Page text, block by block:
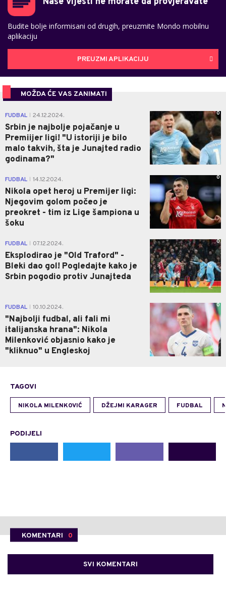
Budite bolje informisani od drugih, preuzmite Mondo mobilnu
aplikaciju
PREUZMI APLIKACIJU
MOŽDA ĆE VAS ZANIMATI
FUDBAL 24.12.2024.
Srbin je najbolje pojačanje u
Premiijer ligi! "U istoriji je bilo
malo takvih, šta je Junajted radio
godinama?"
0
FUDBAL 14.12.2024.
Nikola opet heroj u Premijer ligi:
Njegovim golom počeo je
preokret - tim iz Lige šampiona u
šoku
0
FUDBAL 07.12.2024.
Eksplodirao je "Old Traford" -
Bleki dao gol! Pogledajte kako je
Srbin pogodio protiv Junajteda
0
FUDBAL 10.10.2024.
"Najbolji fudbal, ali fali mi
italijanska hrana": Nikola
Milenković objasnio kako je
"kliknuo" u Engleskoj
0
TAGOVI
NIKOLA MILENKOVIĆ DŽEJMI KARAGER FUDBAL
PODIJELI
KOMENTARI 0
SVI KOMENTARI